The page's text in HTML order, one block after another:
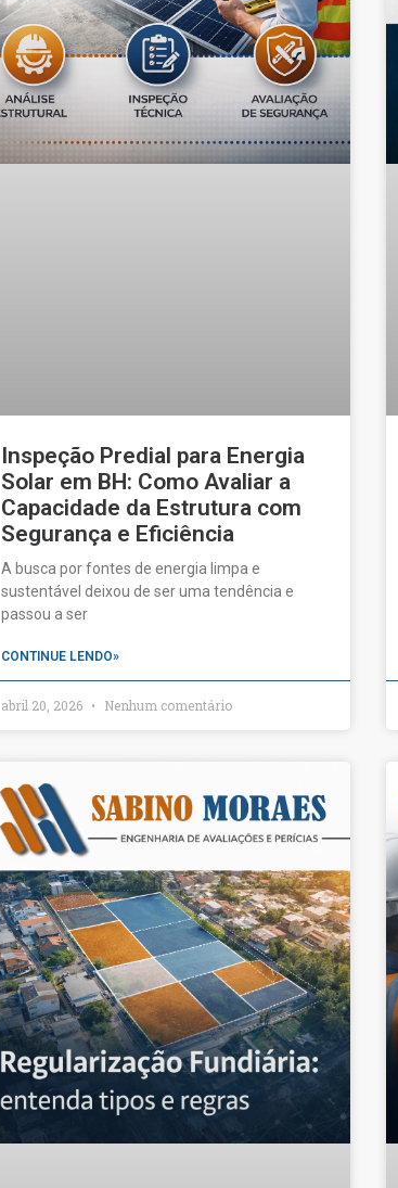
Inspeção Predial para Energia
Solar em BH: Como Avaliar a
Capacidade da Estrutura com
Segurança e Eficiência
A busca por fontes de energia limpa e
sustentável deixou de ser uma tendência e
passou a ser
CONTINUE LENDO»
abril 20, 2026 Nenhum comentário